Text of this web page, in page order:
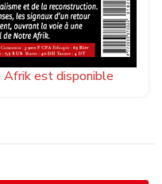
Afrik est disponible